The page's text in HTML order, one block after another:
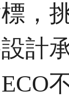
，
計